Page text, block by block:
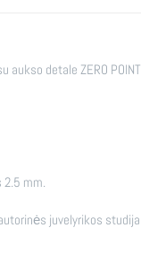
aukso detale ZERO POINT
2.5 mm.
autorinės juvelyrikos studija